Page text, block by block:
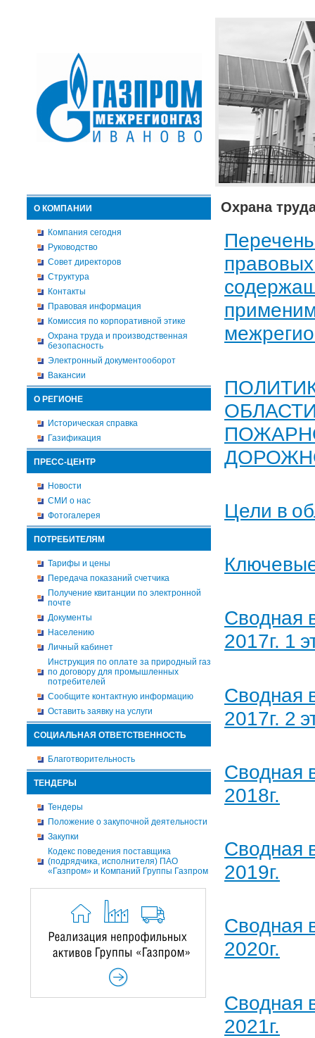
О КОМПАНИИ
Компания сегодня
Руководство
Совет директоров
Структура
Контакты
Правовая информация
Комиссия по корпоративной этике
Охрана труда и производственная
безопасность
Электронный документооборот
Вакансии
О РЕГИОНЕ
Историческая справка
Газификация
ПРЕСС-ЦЕНТР
Новости
СМИ о нас
Фотогалерея
ПОТРЕБИТЕЛЯМ
Тарифы и цены
Передача показаний счетчика
Получение квитанции по электронной
почте
Документы
Населению
Личный кабинет
Инструкция по оплате за природный газ
по договору для промышленных
потребителей
Сообщите контактную информацию
Оставить заявку на услуги
СОЦИАЛЬНАЯ ОТВЕТСТВЕННОСТЬ
Благотворительность
ТЕНДЕРЫ
Тендеры
Положение о закупочной деятельности
Закупки
Кодекс поведения поставщика
(подрядчика, исполнителя) ПАО
«Газпром» и Компаний Группы Газпром
Охрана
Цели в
Сводная
2017г. 1
Сводная
2017г. 2
Сводная
2018г.
Сводная
2019г.
Сводная
2020г.
Сводная
2021г.